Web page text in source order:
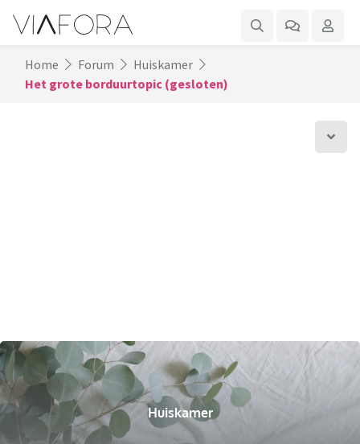
Home Forum
Huiskamer
Het grote borduurtopic (gesloten)
Huiskamer